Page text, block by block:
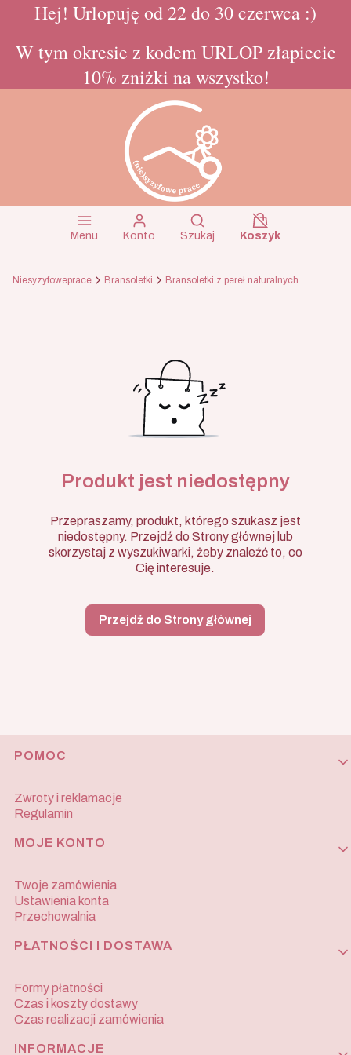
Hej! Urlopuję od 22 do 30 czerwca :)
W tym okresie z kodem URLOP złapiecie
10% zniżki na wszystko!
Menu Konto
Otwórz wyszukiwarkę
Szukaj
Koszyk
Koszyk
Niesyzyfoweprace Bransoletki Bransoletki z pereł naturalnych
Produkt jest niedostępny
Przepraszamy, produkt, którego szukasz jest
niedostępny. Przejdź do Strony głównej lub
skorzystaj z wyszukiwarki, żeby znaleźć to, co
Cię interesuje.
Przejdź do Strony głównej
Linki w stopce
POMOC
Zwroty i reklamacje
Regulamin
MOJE KONTO
Twoje zamówienia
Ustawienia konta
Przechowalnia
PŁATNOŚCI I DOSTAWA
Formy płatności
Czas i koszty dostawy
Czas realizacji zamówienia
INFORMACJE